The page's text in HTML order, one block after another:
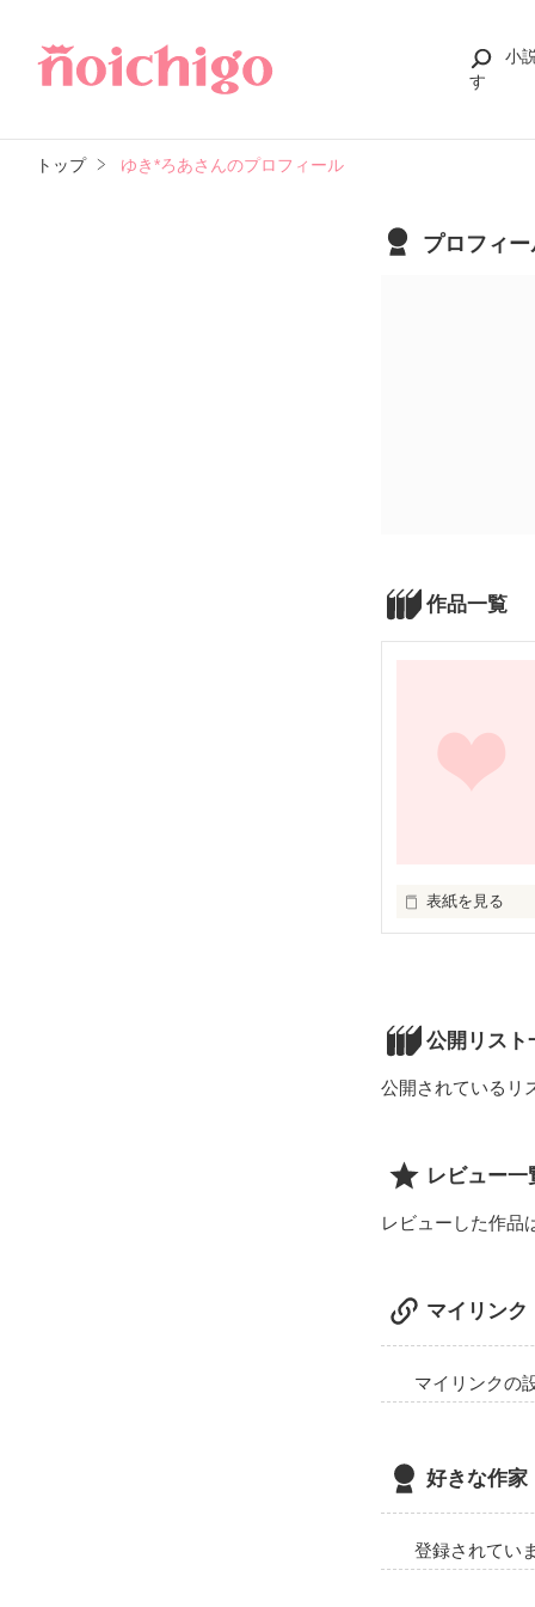
小
す
トップ ゆき*ろあさんのプロフィール
プロフィ
作品一覧
表紙を見る
公開リスト
公開されているリ
レビュー一
レビューした作品
マイリンク
マイリンクの
好きな作家
登録されてい